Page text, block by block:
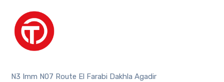
N3 Imm N07 Route El Farabi Dakhla Agadir